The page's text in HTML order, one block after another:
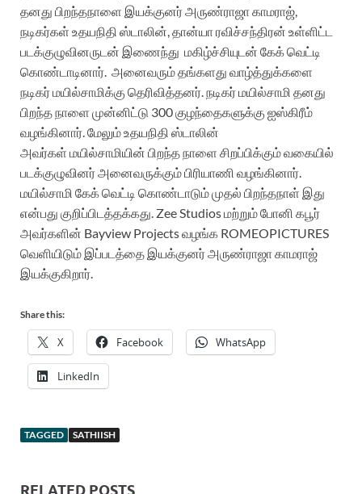
தனது பிறந்தநாளை இயக்குனர் அருண்ராஜா காமராஜ்,
நடிகர்கள் உதயநிதி ஸ்டாலின், தான்யா ரவிச்சந்திரன் உள்ளிட்ட
படக்குழுவினருடன் இணைந்து மகிழ்ச்சியுடன் கேக் வெட்டி
கொண்டாடினார். அனைவரும் தங்களது வாழ்த்துக்களை
நடிகர் மயில்சாமிக்கு தெரிவித்தனர். நடிகர் மயில்சாமி தனது
பிறந்த நாளை முன்னிட்டு 300 குழந்தைகளுக்கு ஐஸ்கிரீம்
வழங்கினார். மேலும் உதயநிதி ஸ்டாலின்
அவர்கள் மயில்சாமியின் பிறந்த நாளை சிறப்பிக்கும் வகையில்
படக்குழுவினர் அனைவருக்கும் பிரியாணி வழங்கினார்.
மயில்சாமி கேக் வெட்டி கொண்டாடும் முதல் பிறந்தநாள் இது
என்பது குறிப்பிடத்தக்கது. Zee Studios மற்றும் போனி கபூர்
அவர்களின் Bayview Projects வழங்க ROMEOPICTURES
வெளியிடும் இப்படத்தை இயக்குனர் அருண்ராஜா காமராஜ்
இயக்குகிறார்.
Share this:
X Facebook WhatsApp
LinkedIn
TAGGED SATHIISH
RELATED POSTS